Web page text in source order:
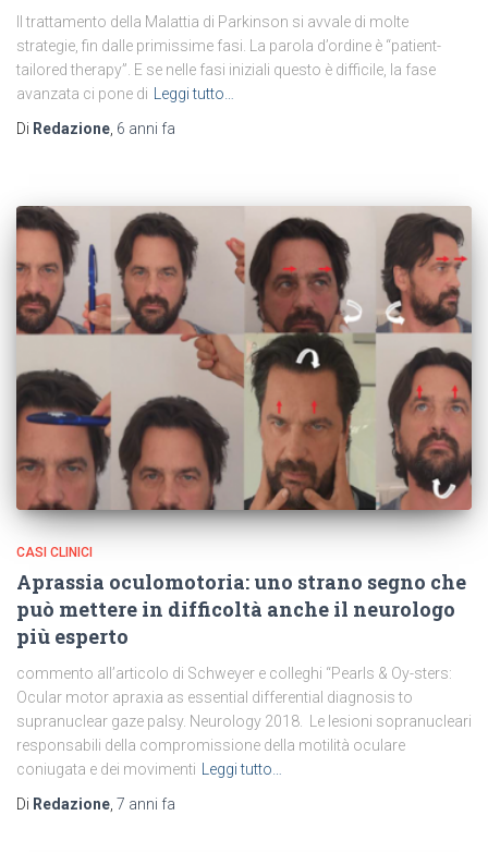
Il trattamento della Malattia di Parkinson si avvale di molte
strategie, fin dalle primissime fasi. La parola d’ordine è “patient-
tailored therapy”. E se nelle fasi iniziali questo è difficile, la fase
avanzata ci pone di Leggi tutto…
Di Redazione, 6 anni fa
CASI CLINICI
Aprassia oculomotoria: uno strano segno che
può mettere in difficoltà anche il neurologo
più esperto
commento all’articolo di Schweyer e colleghi “Pearls & Oy-sters:
Ocular motor apraxia as essential differential diagnosis to
supranuclear gaze palsy. Neurology 2018. Le lesioni sopranucleari
responsabili della compromissione della motilità oculare
coniugata e dei movimenti
Leggi tutto…
Di Redazione 7 anni fa